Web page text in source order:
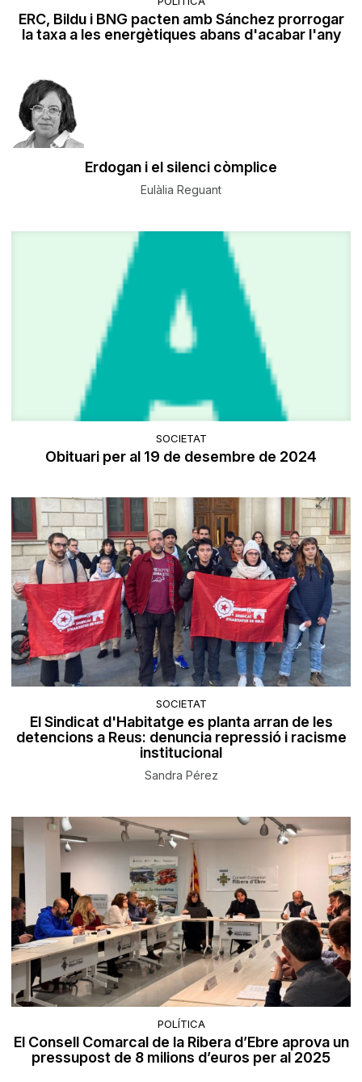
ERC, Bildu i BNG pacten amb Sánchez prorrogar
la taxa a les energètiques abans d'acabar l'any
Erdogan i el silenci còmplice
Eulàlia Reguant
SOCIETAT
Obituari per al 19 de desembre de 2024
SOCIETAT
El Sindicat d'Habitatge es planta arran de les
detencions a Reus: denuncia repressió i racisme
institucional
Sandra Pérez
POLÍTICA
El Consell Comarcal de la Ribera d’Ebre aprova un
pressupost de 8 milions d’euros per al 2025